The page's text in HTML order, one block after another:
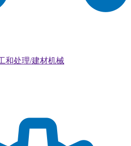
和处理/建材机械